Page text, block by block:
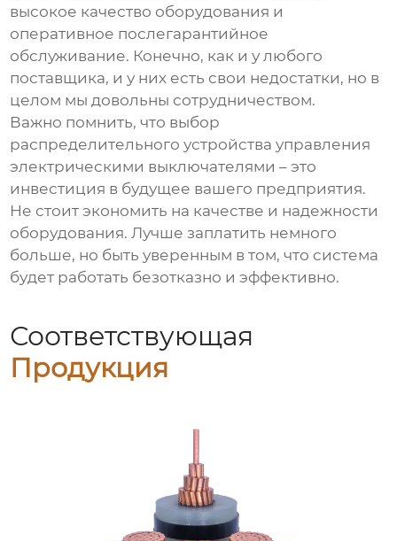
высокое качество оборудования и
оперативное послегарантийное
обслуживание. Конечно, как и у любого
поставщика, и у них есть свои недостатки, но в
целом мы довольны сотрудничеством.
Важно помнить, что выбор
распределительного устройства управления
электрическими выключателями – это
инвестиция в будущее вашего предприятия.
Не стоит экономить на качестве и надежности
оборудования. Лучше заплатить немного
больше, но быть уверенным в том, что система
будет работать безотказно и эффективно.
Соответствующая
Продукция